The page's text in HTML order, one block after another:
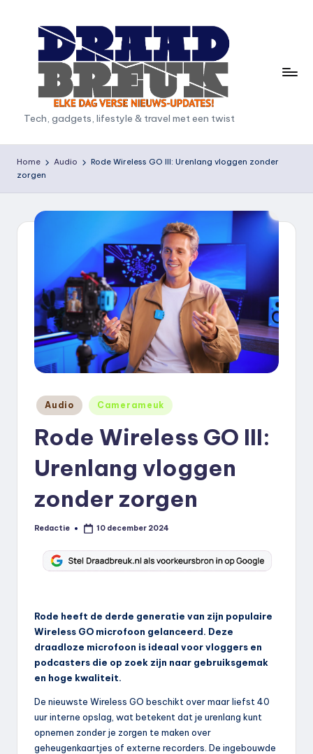
D
r
a
a
Tech, gadgets, lifestyle & travel met een twist
Home Audio
Rode Wireless GO III: Urenlang vloggen zonder
zorgen
Geplaatst
in
Audio Camerameuk
Rode Wireless GO III:
Urenlang vloggen
zonder zorgen
Geplaatst
Redactie 10 december 2024
Rode heeft de derde generatie van zijn populaire
Wireless GO microfoon gelanceerd. Deze
draadloze microfoon is ideaal voor vloggers en
podcasters die op zoek zijn naar gebruiksgemak
en hoge kwaliteit.
De nieuwste Wireless GO beschikt over maar liefst 40
uur interne opslag, wat betekent dat je urenlang kunt
opnemen zonder je zorgen te maken over
geheugenkaartjes of externe recorders. De ingebouwde